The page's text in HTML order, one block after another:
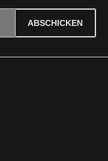
ABSCHICKEN
sind Pflichtfelder.